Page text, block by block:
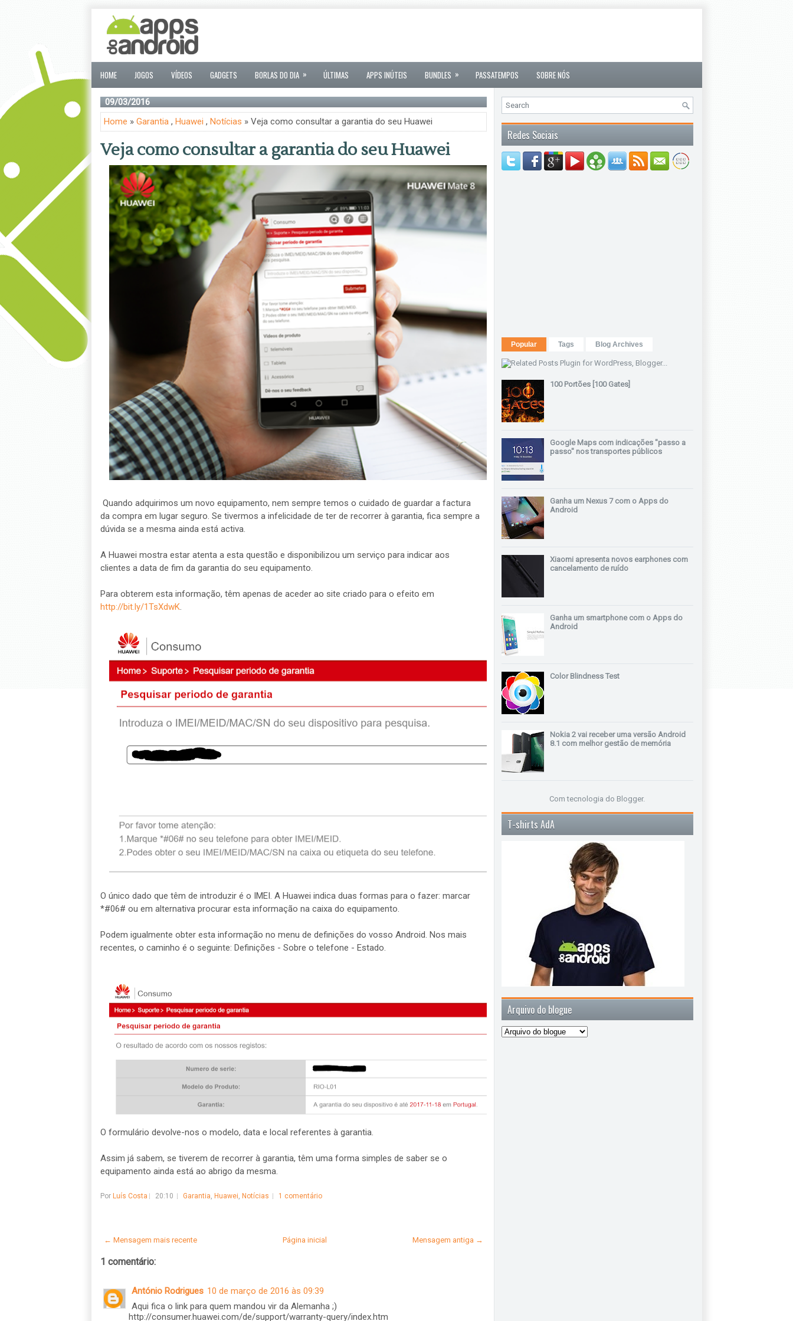
HOME JOGOS VÍDEOS GADGETS BORLAS DO DIA » ÚLTIMAS APPS INÚTEIS BUNDLES » PASSATEMPOS SOBRE NÓS
09/03/2016
Home » Garantia, Huawei , Notícias » Veja como consultar a garantia do seu Huawei
Veja como consultar a garantia do seu Huawei
Quando adquirimos um novo equipamento, nem sempre temos o cuidado de guardar a factura
da compra em lugar seguro. Se tivermos a infelicidade de ter de recorrer à garantia, fica sempre a
dúvida se a mesma ainda está activa.
A Huawei mostra estar atenta a esta questão e disponibilizou um serviço para indicar aos
clientes a data de fim da garantia do seu equipamento.
Para obterem esta informação, têm apenas de aceder ao site criado para o efeito em
http://bit.ly/1TsXdwK.
O único dado que têm de introduzir é o IMEI. A Huawei indica duas formas para o fazer: marcar
*#06# ou em alternativa procurar esta informação na caixa do equipamento.
Podem igualmente obter esta informação no menu de definições do vosso Android. Nos mais
recentes, o caminho é o seguinte: Definições - Sobre o telefone - Estado.
O formulário devolve-nos o modelo, data e local referentes à garantia.
Assim já sabem, se tiverem de recorrer à garantia, têm uma forma simples de saber se o
equipamento ainda está ao abrigo da mesma.
Por Luís Costa 20:10 Garantia, Huawei, Notícias 1 comentário
← Mensagem mais recente Mensagem antiga →
Página inicial
1 comentário:
António Rodrigues 10 de março de 2016 às 09:39
Aqui fica o link para quem mandou vir da Alemanha ;)
http://consumer.huawei.com/de/support/warranty-query/index.htm
Redes Sociais
Popular Tags Blog Archives
100 Portões [100 Gates]
Google Maps com indicações "passo a
passo" nos transportes públicos
Ganha um Nexus 7 com o Apps do
Android
Xiaomi apresenta novos earphones com
cancelamento de ruído
Ganha um smartphone com o Apps do
Android
Color Blindness Test
Nokia 2 vai receber uma versão Android
8.1 com melhor gestão de memória
Com tecnologia do Blogger.
T-shirts AdA
Arquivo do blogue